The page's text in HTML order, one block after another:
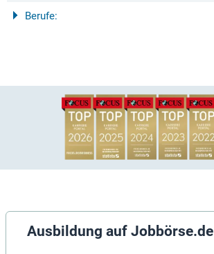
Berufe:
Ausbildung auf Jobbörse.de